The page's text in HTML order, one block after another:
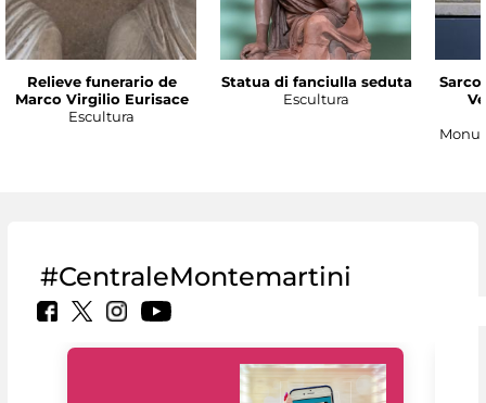
Relieve funerario de
Marco Virgilio Eurisace
Escultura
Statua di fanciulla seduta
Escultura
#CentraleMontemartini